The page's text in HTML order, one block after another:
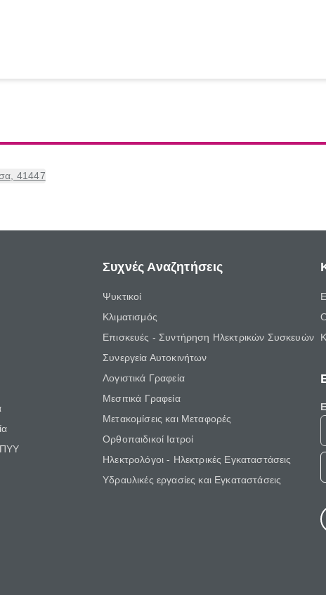
41447
Συχνές Αναζητήσεις
Ψυκτικοί
Κλιματισμός
Επισκευές - Συντήρηση Ηλεκτρικών Συσκευών
Συνεργεία Αυτοκινήτων
Λογιστικά Γραφεία
Μεσιτικά Γραφεία
Μετακομίσεις και Μεταφορές
Ορθοπαιδικοί Ιατροί
Ηλεκτρολόγοι - Ηλεκτρικές Εγκαταστάσεις
Υδραυλικές εργασίες και Εγκαταστάσεις